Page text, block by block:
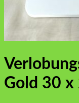
Gold 30 x